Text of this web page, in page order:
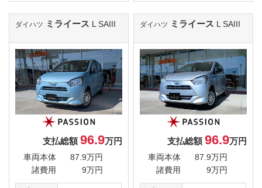
ダイハツ ミライース L SAIII
支払総額96.9万円
車両本体
87.9万円
諸費用
9万円
ダイハツ ミライース L SAIII
支払総額96.9万円
車両本体
87.9万円
諸費用
9万円